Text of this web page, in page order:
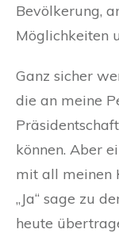
Bevölkerung,
Möglichkeiten
Ganz sicher
die an meine
können. Aber
mit all meinen
„Ja“ sage zu
heute